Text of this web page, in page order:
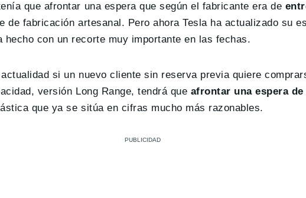
que afrontar una espera que según el fabricante era de
de fabricación artesanal. Pero ahora Tesla ha actualizado su
hecho con un recorte muy importante en las fechas.
si un nuevo cliente sin reserva previa quiere
versión Long Range, tendrá que afrontar una espera
que ya se sitúa en cifras mucho más razonables.